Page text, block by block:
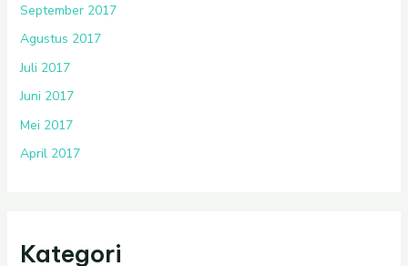
September 2017
Agustus 2017
Juli 2017
Juni 2017
Mei 2017
April 2017
Kategori